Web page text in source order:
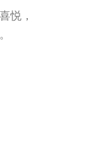
悦，